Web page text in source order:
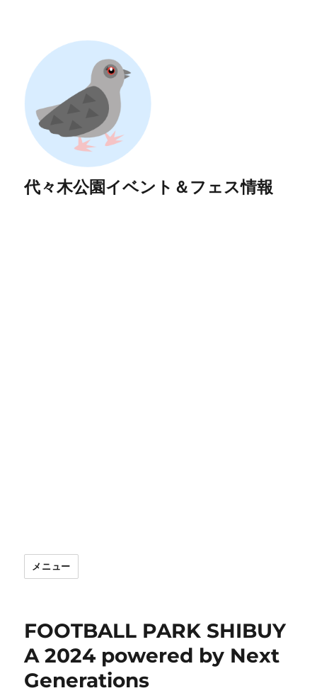
代々木公園イベント＆フェス情報
メニュー
FOOTBALL PARK SHIBUY
A 2024 powered by Next
Generations